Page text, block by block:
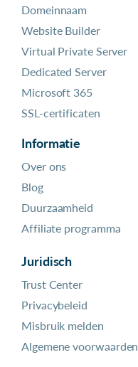
Domeinnaam
Website Builder
Virtual Private Server
Dedicated Server
Microsoft 365
SSL-certificaten
Informatie
Over ons
Blog
Duurzaamheid
Affiliate programma
Juridisch
Trust Center
Privacybeleid
Misbruik melden
Algemene voorwaarden